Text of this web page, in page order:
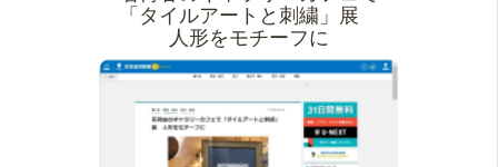
「タイルアートと刺繍」展
人形をモチーフに